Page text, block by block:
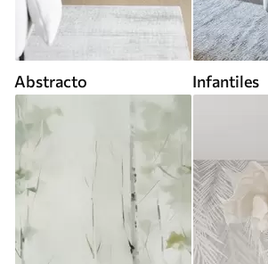
Abstracto Infantiles